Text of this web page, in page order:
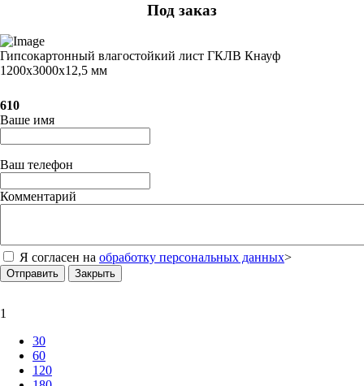
Под заказ
Гипсокартонный влагостойкий лист ГКЛВ Кнауф
1200х3000х12,5 мм
610
Ваше имя
Ваш телефон
Комментарий
Я согласен на обработку персональных данных>
Отправить Закрыть
1
30
60
120